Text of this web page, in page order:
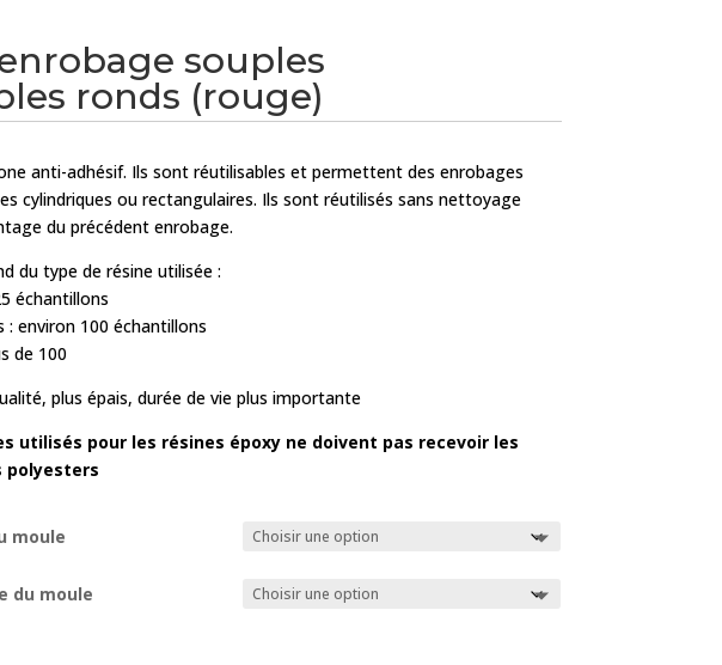
souples
ronds (rouge)
anti-adhésif. Ils sont réutilisables et permettent des enrobages
cylindriques ou rectangulaires. Ils sont réutilisés sans nettoyage
du précédent enrobage.
du type de résine utilisée :
échantillons
: environ 100 échantillons
de 100
plus épais, durée de vie plus importante
utilisés pour les résines époxy ne doivent pas recevoir les
polyesters
moule
du moule